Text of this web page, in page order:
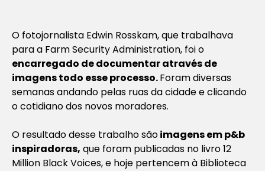
O fotojornalista Edwin Rosskam, que trabalhava
para a Farm Security Administration, foi o
encarregado de documentar através de
imagens todo esse processo.Foram diversas
semanas andando pelas ruas da cidade e clicando
o cotidiano dos novos moradores.
O resultado desse trabalho sãoimagens em p&b
inspiradoras, que foram publicadas no livro 12
Million Black Voices, e hoje pertencem à Biblioteca